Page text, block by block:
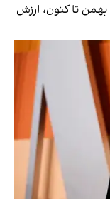
با وجود نزدیک شدن بزوس به ترامپ، از ۲۸ بهمن تا کنون، ارزش